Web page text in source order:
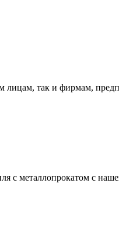
лицам, так и фирмам,
с металлопрокатом с